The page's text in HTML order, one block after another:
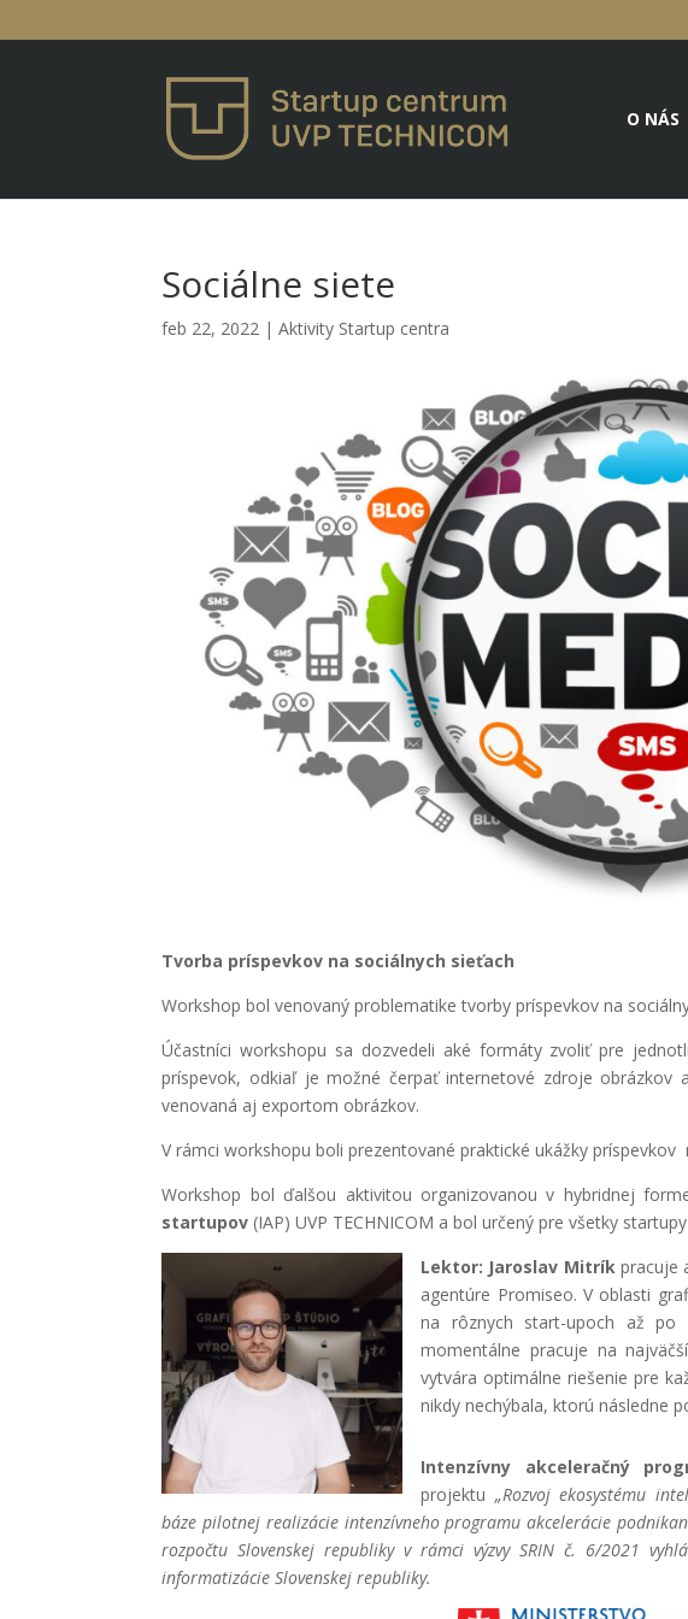
O NÁS
Sociálne siete
feb 22, 2022 |Aktivity Startup centra
Tvorba príspevkov na sociálnych sieťach
Workshop bol venovaný problematike tvorby príspevkov na
Účastníci workshopu sa dozvedeli aké formáty zvoliť pre
príspevok, odkiaľ je možné čerpať internetové zdroje obrázkov
venovaná aj exportom obrázkov.
V rámci workshopu boli prezentované praktické ukážky príspevkov
Workshop bol ďalšou aktivitou organizovanou v hybridnej
startupov (IAP) UVP TECHNICOM a bol určený pre všetky
Lektor: Jaroslav Mitríkpracuje
agentúre Promiseo. V oblasti
na rôznych start-upoch až po
momentálne pracuje na
vytvára optimálne riešenie pre
nikdy nechýbala, ktorú následne
Intenzívny akceleračný
projektu „Rozvoj ekosystému
báze pilotnej realizácie intenzívneho programu akcelerácie
rozpočtu Slovenskej republiky v rámci výzvy SRIN č. 6/2021
informatizácie Slovenskej republiky.